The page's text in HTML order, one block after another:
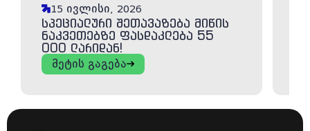
15 ივლისი, 2026
სპეციალური შეთავაზება მიწის
ნაკვეთებზე ფასდაკლება 55
000 ლარიდან!
მეტის გაგება